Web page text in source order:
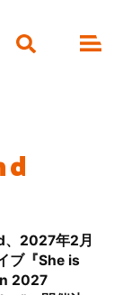
、2027年2月
ブ『She is
2027